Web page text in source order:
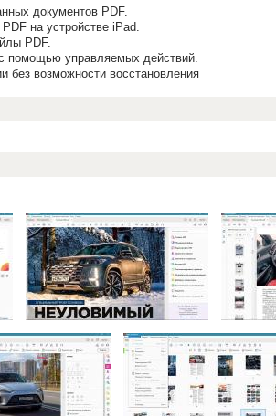
документов PDF.
на устройстве iPad.
PDF.
помощью управляемых действий.
возможности восстановления